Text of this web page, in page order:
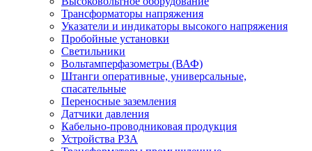
Трансформаторы напряжения
Указатели и индикаторы высокого напряжения
Пробойные установки
Светильники
Вольтамперфазометры (ВАФ)
Штанги оперативные, универсальные,
спасательные
Переносные заземления
Датчики давления
Кабельно-проводниковая продукция
Устройства РЗА